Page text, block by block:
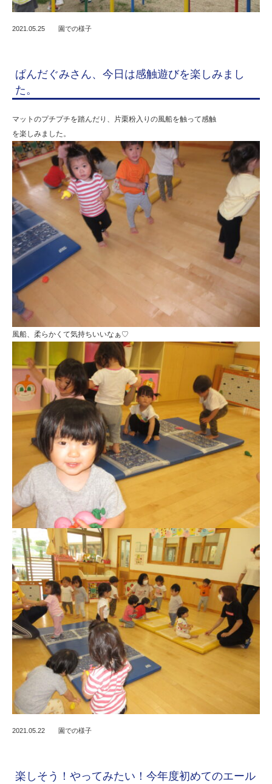
2021.05.25 園での様子
ぱんだぐみさん、今日は感触遊びを楽しみまし
た。
マットのプチプチを踏んだり、片栗粉入りの風船を触って感触
を楽しみました。
風船、柔らかくて気持ちいいなぁ♡
2021.05.22 園での様子
楽しそう！やってみたい！今年度初めてのエール